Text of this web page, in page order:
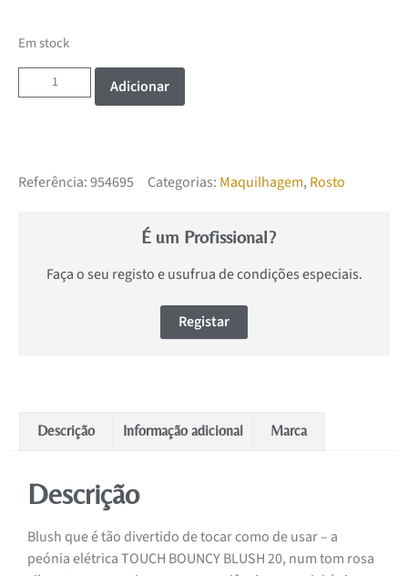
Em stock
Adicionar
Referência:954695 Categorias: Maquilhagem, Rosto
É um Profissional?
Faça o seu registo e usufrua de condições especiais.
Registar
Descrição Informação adicional Marca
Descrição
Blush que é tão divertido de tocar como de usar – a
peónia elétrica TOUCH BOUNCY BLUSH 20, num tom rosa